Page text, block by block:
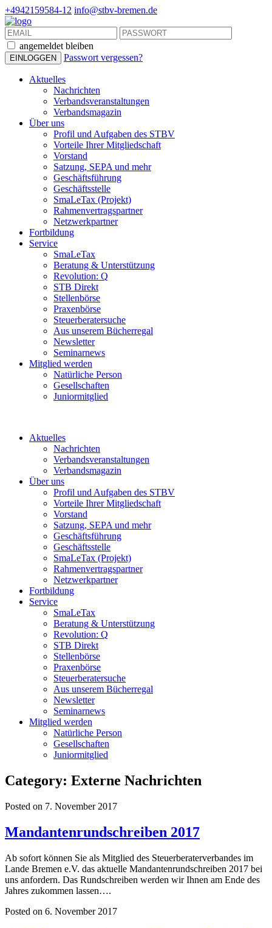
+4942159584-12 info@stbv-bremen.de
angemeldet bleiben
Passwort vergessen?
Aktuelles
Nachrichten
Verbandsveranstaltungen
Verbandsmagazin
Über uns
Profil und Aufgaben des STBV
Vorteile Ihrer Mitgliedschaft
Vorstand
Satzung, SEPA und mehr
Geschäftsführung
Geschäftsstelle
SmaLeTax (Projekt)
Rahmenvertragspartner
Netzwerkpartner
Fortbildung
Service
SmaLeTax
Beratung & Unterstützung
Revolution: Q
STB Direkt
Stellenbörse
Praxenbörse
Steuerberatersuche
Aus unserem Bücherregal
Newsletter
Seminarnews
Mitglied werden
Natürliche Person
Gesellschaften
Juniormitglied
Aktuelles
Nachrichten
Verbandsveranstaltungen
Verbandsmagazin
Über uns
Profil und Aufgaben des STBV
Vorteile Ihrer Mitgliedschaft
Vorstand
Satzung, SEPA und mehr
Geschäftsführung
Geschäftsstelle
SmaLeTax (Projekt)
Rahmenvertragspartner
Netzwerkpartner
Fortbildung
Service
SmaLeTax
Beratung & Unterstützung
Revolution: Q
STB Direkt
Stellenbörse
Praxenbörse
Steuerberatersuche
Aus unserem Bücherregal
Newsletter
Seminarnews
Mitglied werden
Natürliche Person
Gesellschaften
Juniormitglied
Category: Externe Nachrichten
Posted on 7. November 2017
Mandantenrundschreiben 2017
Ab sofort können Sie als Mitglied des Steuerberaterverbandes im
Lande Bremen e.V. das aktuelle Mandantenrundschreiben 2017 bei
uns anfordern. Das Rundschreiben werden wir Ihnen am Ende des
Jahres zukommen lassen….
Posted on 6. November 2017